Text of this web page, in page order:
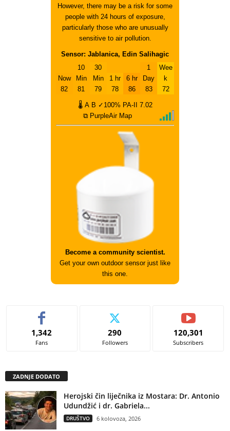
However, there may be a risk for some
people with 24 hours of exposure,
particularly those who are unusually
sensitive to air pollution.
Sensor: Jablanica, Edin Salihagic
Now
82
10
Min
81
30
Min
79
1 hr
78
6 hr
86
1
Day
83
Wee
k
72
🌡 A B ✓100% PA-II
7.02
⧉ PurpleAir Map
Become a community scientist.
Get your own outdoor sensor just like
this one.
1,342
Fans
290
Followers
120,301
Subscribers
ZADNJE DODATO
Herojski čin liječnika iz Mostara: Dr. Antonio
Udundžić i dr. Gabriela...
DRUŠTVO 6 kolovoza, 2026